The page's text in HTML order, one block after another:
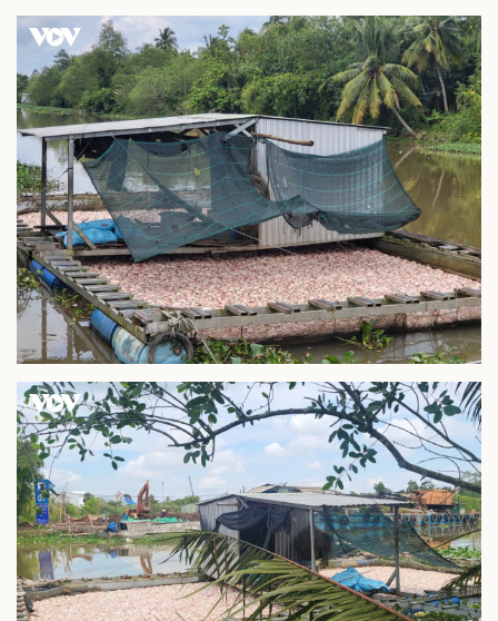
Thể thao
Bóng đá
Lịch thi đấu bóng đá
Thế giới thể thao
eSports
Hậu trường
Ô tô - Xe máy
Ô tô
Xe máy
Tư vấn